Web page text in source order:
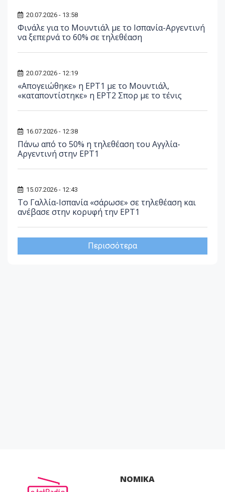
20.07.2026 - 13:58
Φινάλε για το Μουντιάλ με το Ισπανία-Αργεντινή
να ξεπερνά το 60% σε τηλεθέαση
20.07.2026 - 12:19
«Απογειώθηκε» η ΕΡΤ1 με το Μουντιάλ,
«καταποντίστηκε» η ΕΡΤ2 Σπορ με το τένις
16.07.2026 - 12:38
Πάνω από το 50% η τηλεθέαση του Αγγλία-
Αργεντινή στην ΕΡΤ1
15.07.2026 - 12:43
Το Γαλλία-Ισπανία «σάρωσε» σε τηλεθέαση και
ανέβασε στην κορυφή την ΕΡΤ1
Περισσότερα
ΝΟΜΙΚΑ